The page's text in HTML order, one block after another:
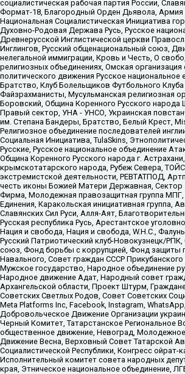
социалистическая рабочая партия России,
Формат-18, Благородный Орден Дьявола, Армия
Национальная Социалистическая Инициатива
Духовно-Родовая Держава Русь, Русское
Древнерусской Инглистической церкви
Инглингов, Русский общенациональный союз,
нелегальной иммиграции, Кровь и Честь, О
религиозных объединениях, Омская
политического движения Русское национальное
Братство, Клуб Болельщиков Футбольного
Файзрахманисты, Мусульманская религиозная
Боровский, Община Коренного Русского народа
Правый сектор, УНА - УНСО, Украинская
им. Степана Бандеры, Братство, Белый Крест,
Религиозное объединение последователей
Социальная Инициатива, TulaSkins,
Русские, Русское национальное объединение
Община Коренного Русского народа г.
крымскотатарского народа, Рубеж Севера,
экстремистской деятельности, РЕВТАТПОД,
честь иконы Божией Матери Державная, Сектор
Фирма, Молодежная правозащитная группа
Единения, Каракольская инициативная группа,
Славянских Сил Руси, Алля-Аят,
Русская республика Русь, Арестантское
Нация и свобода, Нация и свобода, W.H.С.,
Русский Патриотический клуб-Новокузнецк/
союз, Фонд борьбы с коррупцией, Фонд защиты
Навального, Совет граждан СССР Прикубанского
Мужское государство, Народное объединение
Народное движение Адат, Народный совет
Архангельской области, Проект Штурм,
Советских Светлых Родов, Совет Советских
Meta Platforms Inc, Facebook, Instagram,
Добровольческое Движение Организации
Черный Комитет, Татарстанское Региональное
общественное движение, Невоград,
Движение Весна, Верховный Совет Татарской
Социалистической Республики, Конгресс ойрат-
Исполнительный комитет совета народных
края, Этническое национальное объединение,